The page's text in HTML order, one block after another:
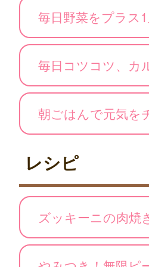
毎日野菜をプラス
毎日コツコツ、カ
朝ごはんで元気を
レシピ
ズッキーニの肉焼